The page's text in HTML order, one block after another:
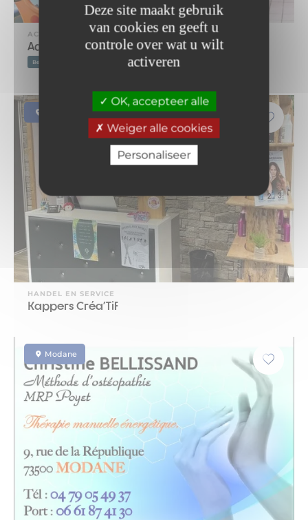
Deze site maakt gebruik
van cookies en geeft u
controle over wat u wilt
activeren
OK, accepteer alle
Weiger alle cookies
Personaliseer
ACTIVITEIT
Aquafitness
Begeleiding Groepslessen
HANDEL EN SERVICE
Kappers Créa'Tif
Modane